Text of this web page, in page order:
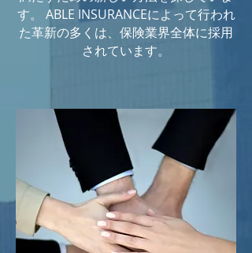
す。 ABLE INSURANCEによって行われ
た革新の多くは、保険業界全体に採用
されています。